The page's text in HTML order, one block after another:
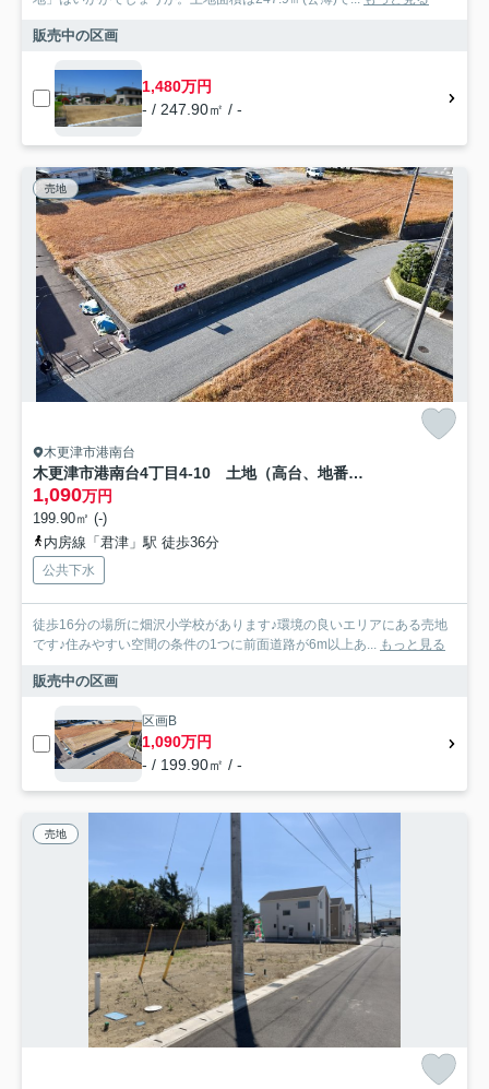
販売中の区画
1,480万円
- / 247.90㎡ / -
売地
木更津市港南台
木更津市港南台4丁目4-10 土地（高台、地番堅め）
1,090万円
199.90㎡ (-)
内房線「君津」駅 徒歩36分
公共下水
徒歩16分の場所に畑沢小学校があります♪環境の良いエリアにある売地
です♪住みやすい空間の条件の1つに前面道路が6m以上あ... もっと見る
販売中の区画
区画B
1,090万円
- / 199.90㎡ / -
売地